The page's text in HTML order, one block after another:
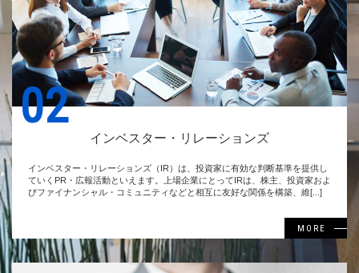
02
インベスター・リレーションズ
インベスター・リレーションズ（IR）は、投資家に有効な判断基準を提供し
ていくPR・広報活動といえます。上場企業にとってIRは、株主、投資家およ
びファイナンシャル・コミュニティなどと相互に友好な関係を構築、維[...]
MORE